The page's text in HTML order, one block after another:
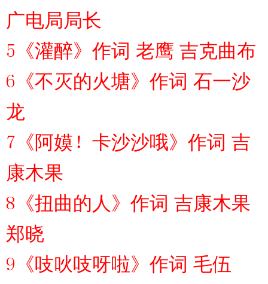
广电局局长
5《灌醉》作词 老鹰 吉克曲布
6《不灭的火塘》作词 石一沙
龙
7《阿嫫！卡沙沙哦》作词 吉
康木果
8《扭曲的人》作词 吉康木果
郑晓
9《吱吙吱呀啦》作词 毛伍